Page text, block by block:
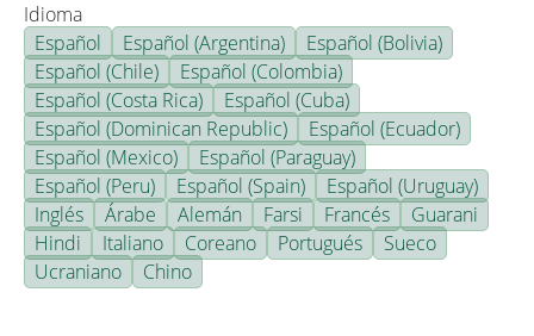
Idioma
Español
Español (Argentina)
Español (Bolivia)
Español (Chile)
Español (Colombia)
Español (Costa Rica)
Español (Cuba)
Español (Dominican Republic)
Español (Ecuador)
Español (Mexico)
Español (Paraguay)
Español (Peru)
Español (Spain)
Español (Uruguay)
Inglés
Árabe Alemán Farsi Francés
Guarani
Hindi
Italiano Coreano Portugués
Sueco
Ucraniano
Chino